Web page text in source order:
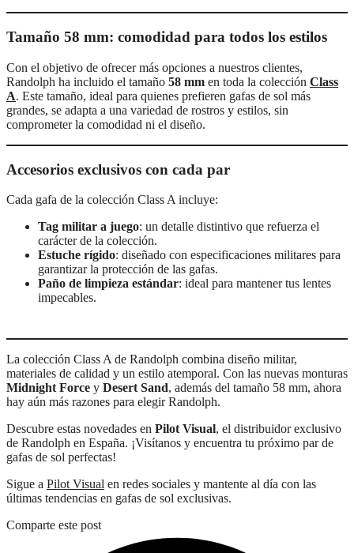
Tamaño 58 mm: comodidad para todos los estilos
Con el objetivo de ofrecer más opciones a nuestros clientes,
Randolph ha incluido el tamaño 58 mm en toda la colección Class
A. Este tamaño, ideal para quienes prefieren gafas de sol más
grandes, se adapta a una variedad de rostros y estilos, sin
comprometer la comodidad ni el diseño.
Accesorios exclusivos con cada par
Cada gafa de la colección Class A incluye:
Tag militar a juego: un detalle distintivo que refuerza el
carácter de la colección.
Estuche rígido: diseñado con especificaciones militares para
garantizar la protección de las gafas.
Paño de limpieza estándar: ideal para mantener tus lentes
impecables.
La colección Class A de Randolph combina diseño militar,
materiales de calidad y un estilo atemporal. Con las nuevas monturas
Midnight Force y Desert Sand, además del tamaño 58 mm, ahora
hay aún más razones para elegir Randolph.
Descubre estas novedades en Pilot Visual, el distribuidor exclusivo
de Randolph en España. ¡Visítanos y encuentra tu próximo par de
gafas de sol perfectas!
Sigue a Pilot Visual en redes sociales y mantente al día con las
últimas tendencias en gafas de sol exclusivas.
Comparte este post